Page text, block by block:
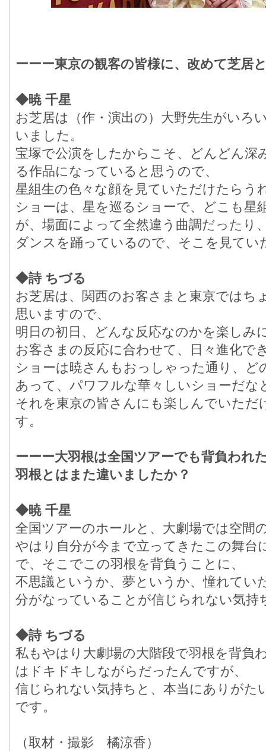
ーーー東京の観客の皆様に、改めて芝居
◆暁 千星
お芝居は（作・演出の）大野先生がいろ
いました。
宝塚で公演をしたからこそ、どんどん深
る作品になっていると思うので、
星組生の色々な顔を見ていただけたらう
ショーは、星を巡るショーで、どこも星
が、場面によって全然違う曲調だったり
ダンスを踊っているので、そこを見て
◆詩 ちづる
お芝居は、関西のお客さまと東京ではち
思いますので、
明日の初日、どんな反応なのかを楽しみ
お客さまの反応に合わせて、日々進化で
ショーは暁さんもおっしゃった通り、
あって、パワフルな華々しいショーだな
それを東京の皆さんにも楽しんでいた
す。
ーーー大羽根は全国ツアーでも背負われ
羽根とはまた違いましたか？
◆暁 千星
全国ツアーのホールと、大劇場では空間
やはり自分が今まで立ってきたこの舞台
で、そこでこの羽根を背負うことに、
不思議というか、夢というか、憧れてい
分がなっていることが信じられない気持
◆詩 ちづる
私もやはり大劇場の大階段で羽根を背負
はドキドキしながらだったんですが、
信じられない気持ちと、本当にありがた
です。
（取材・撮影 橘涼香）